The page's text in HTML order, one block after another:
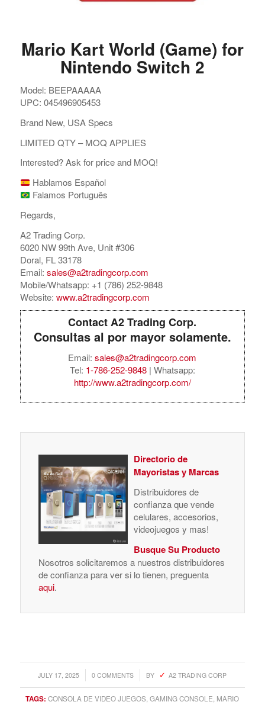
Mario Kart World (Game) for
Nintendo Switch 2
Model: BEEPAAAAA
UPC: 045496905453
Brand New, USA Specs
LIMITED QTY – MOQ APPLIES
Interested? Ask for price and MOQ!
Hablamos Español
Falamos Português
Regards,
A2 Trading Corp.
6020 NW 99th Ave, Unit #306
Doral, FL 33178
Email: sales@a2tradingcorp.com
Mobile/Whatsapp: +1 (786) 252-9848
Website: www.a2tradingcorp.com
Contact A2 Trading Corp.
Consultas al por mayor solamente.
Email:sales@a2tradingcorp.com
Tel: 1-786-252-9848| Whatsapp:
http://www.a2tradingcorp.com/
Directorio de
Mayoristas y Marcas
Distribuidores de
confianza que vende
celulares, accesorios,
videojuegos y mas!
Busque Su Producto
Nosotros solicitaremos a nuestros distribuidores
de confianza para ver si lo tienen, preguenta
aqui.
JULY 17, 2025
/ 0 COMMENTS
/ BY A2 TRADING CORP
TAGS: CONSOLA DE VIDEO JUEGOS ,GAMING CONSOLE MARIO